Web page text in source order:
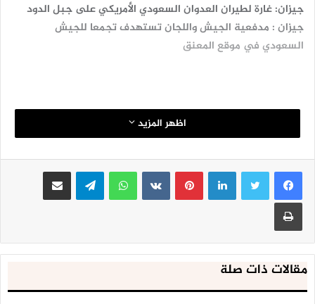
جيزان: غارة لطيران العدوان السعودي الأمريكي على جبل الدود
جيزان : مدفعية الجيش واللجان تستهدف تجمعا للجيش
السعودي في موقع المعنق
اظهر المزيد
لينكدإنبينتيريست واتساب تيلقرام مشاركة عبر البريد
طباعة
مقالات ذات صلة